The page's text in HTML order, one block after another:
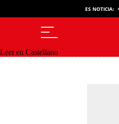
ES NOTICIA:
Leer en Castellano